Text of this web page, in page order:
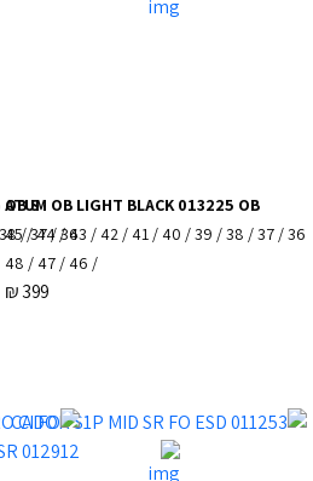
ATUM OB LIGHT BLACK 013225 OB
36 / 37 / 38 / 39 / 40 / 41 / 42 / 43 / 44 / 45
/ 46 / 47 / 48
399
₪
S